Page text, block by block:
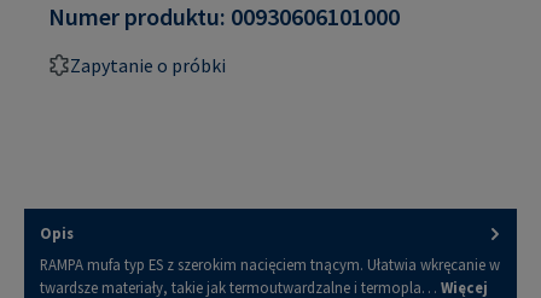
Numer produktu: 00930606101000
Zapytanie o próbki
Opis
RAMPA mufa typ ES z szerokim nacięciem tnącym. Ułatwia wkręcanie w
twardsze materiały, takie jak termoutwardzalne i termopla… Więcej